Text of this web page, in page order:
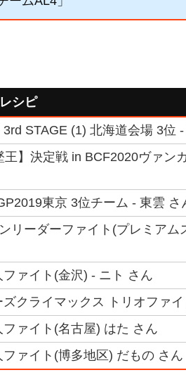
シピ
STAGE (1) 北海道会場 3位
王】決定戦 in BCF2020ヴァ
東京 3位チーム - 東雲 さ
リーダーファイト(プレミア
ァイト(金沢) - ニト さん
クライマックス トリオファ
ァイト(名古屋) はた さん
ァイト(博多地区) だもの さん